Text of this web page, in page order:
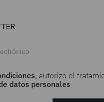
, autorizo el
datos personales